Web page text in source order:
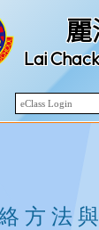
麗
Lai